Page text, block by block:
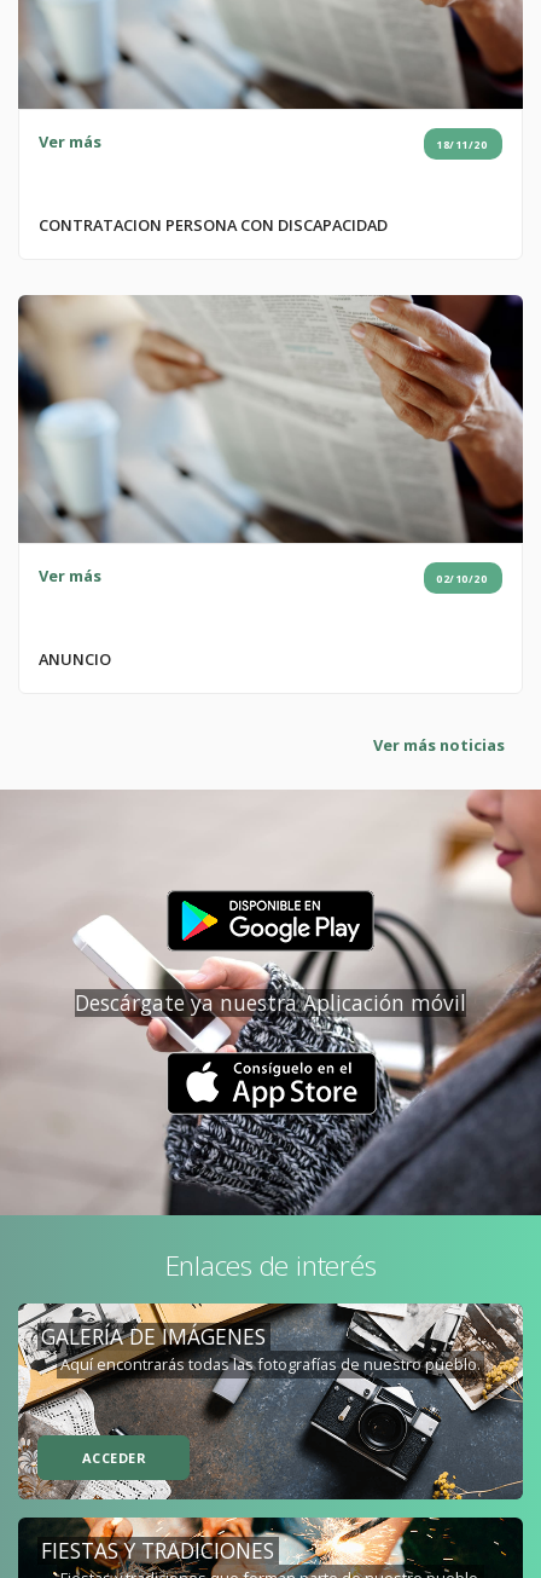
Ver más 18/11/20
CONTRATACION PERSONA CON DISCAPACIDAD
Ver más 02/10/20
ANUNCIO
Ver más noticias
Descárgate ya nuestra Aplicación móvil
Enlaces de interés
GALERÍA DE IMÁGENES
Aquí encontrarás todas las fotografías de nuestro pueblo.
ACCEDER
FIESTAS Y TRADICIONES